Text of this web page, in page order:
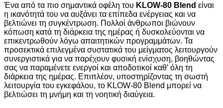
Ένα από τα πιο σημαντικά οφέλη του KLOW-80 Blend είναι
η ικανότητά του να αυξάνει τα επίπεδα ενέργειας και να
βελτιώνει τη συγκέντρωση. Πολλοί άνθρωποι βιώνουν
κόπωση κατά τη διάρκεια της ημέρας ή δυσκολεύονται να
επικεντρωθούν λόγω απαιτητικών προγραμμάτων. Τα
προσεκτικά επιλεγμένα συστατικά του μείγματος λειτουργούν
συνεργιστικά για να παρέχουν φυσική ενίσχυση, βοηθώντας
σας να παραμένετε ενεργοί και αποδοτικοί καθ’ όλη τη
διάρκεια της ημέρας. Επιπλέον, υποστηρίζοντας τη σωστή
λειτουργία του εγκεφάλου, το KLOW-80 Blend μπορεί να
βελτιώσει τη μνήμη και τη νοητική διαύγεια.